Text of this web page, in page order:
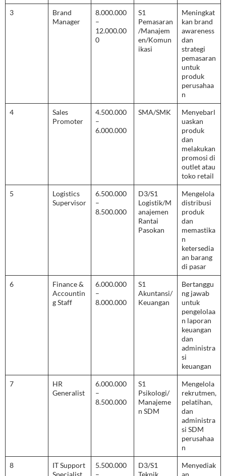
3
Brand
Manager
8.000.000
–
12.000.00
0
S1
Pemasaran
/Manajem
en/Komun
ikasi
Meningkat
kan brand
awareness
dan
strategi
pemasaran
untuk
produk
perusahaa
n
4
Sales
Promoter
4.500.000
–
6.000.000
SMA/SMK
Menyebarl
uaskan
produk
dan
melakukan
promosi di
outlet atau
toko retail
5
Logistics
Supervisor
6.500.000
–
8.500.000
D3/S1
Logistik/M
anajemen
Rantai
Pasokan
Mengelola
distribusi
produk
dan
memastika
n
ketersedia
an barang
di pasar
6
Finance &
Accountin
g Staff
6.000.000
–
8.000.000
S1
Akuntansi/
Keuangan
Bertanggu
ng jawab
untuk
pengelolaa
n laporan
keuangan
dan
administra
si
keuangan
7
HR
Generalist
6.000.000
–
8.500.000
S1
Psikologi/
Manajeme
n SDM
Mengelola
rekrutmen,
pelatihan,
dan
administra
si SDM
perusahaa
n
8
IT Support
5.500.000
D3/S1
Menyediak